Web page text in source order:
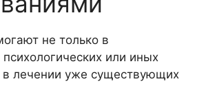
не только в
или иных
в лечении уже существующих